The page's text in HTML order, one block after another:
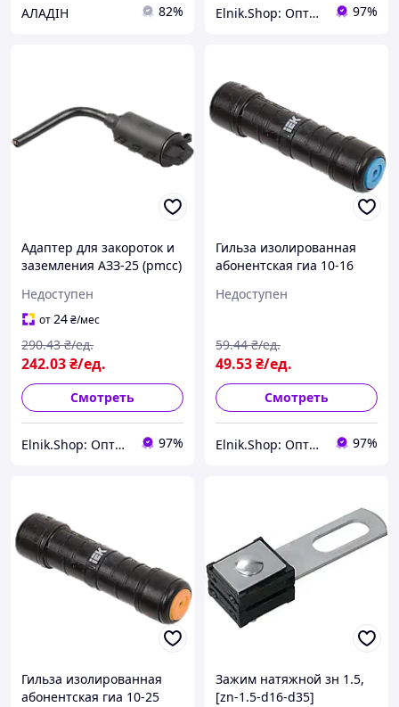
АЛАДІН 82% Elnik.Shop: Оптово-розничная компания 97%
Адаптер для закороток и
заземления АЗЗ-25 (pmcc)
Недоступен
от24₴/мес
242.03₴/ед.
290.43 ₴/ед.
Смотреть
Elnik.Shop: Оптово-розничная компания 97%
Гильза изолированная
абонентская гиа 10-16
d16]
Недоступен
49.53₴/ед.
59.44 ₴/ед.
Смотреть
Elnik.Shop: Оптово-розничная компания 97%
Гильза изолированная
абонентская гиа 10-25
Зажим натяжной зн 1.5,
[zn-1.5-d16-d35]